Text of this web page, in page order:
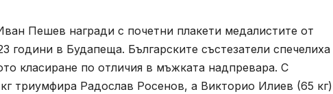
Пешев награди с почетни плакети медалистите от
години в Будапеща. Българските състезатели
класиране по отличия в мъжката надпревара. С
триумфира Радослав Росенов, а Викторио Илиев (65